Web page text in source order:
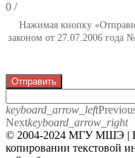
0 /
Нажимая кнопку
законом от 27.07.2006 года
Отправить
keyboard_arrow_left
Nextkeyboard_arrow_right
© 2004-2024 МГУ МШЭ |
копировании текстовой